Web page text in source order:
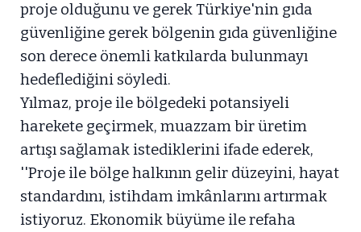
proje olduğunu ve gerek Türkiye'nin gıda
güvenliğine gerek bölgenin gıda güvenliğine
son derece önemli katkılarda bulunmayı
hedeflediğini söyledi.
Yılmaz, proje ile bölgedeki potansiyeli
harekete geçirmek, muazzam bir üretim
artışı sağlamak istediklerini ifade ederek,
''Proje ile bölge halkının gelir düzeyini, hayat
standardını, istihdam imkânlarını artırmak
istiyoruz. Ekonomik büyüme ile refaha